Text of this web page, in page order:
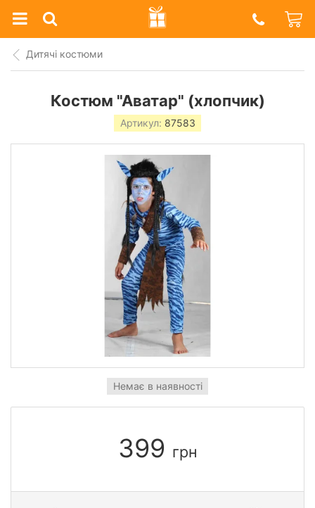
Prazdnik
Shop
Дитячі костюми
Костюм "Аватар" (хлопчик)
Артикул: 87583
Немає в наявності
399 грн